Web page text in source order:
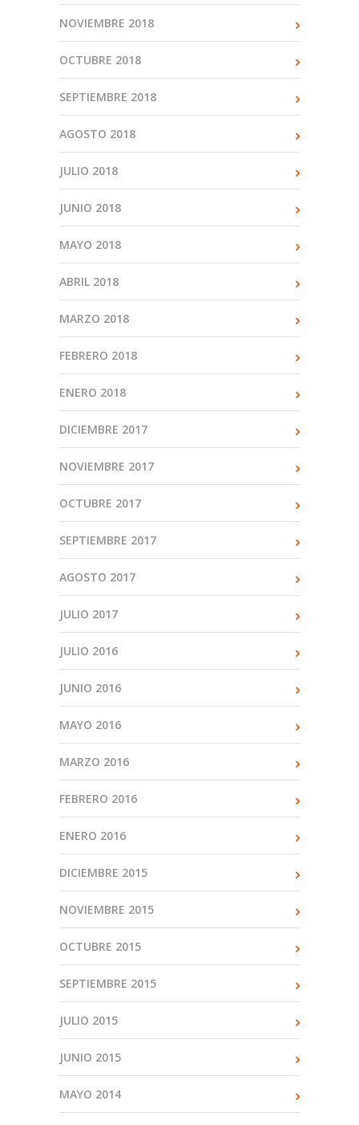
NOVIEMBRE 2018
OCTUBRE 2018
SEPTIEMBRE 2018
AGOSTO 2018
JULIO 2018
JUNIO 2018
MAYO 2018
ABRIL 2018
MARZO 2018
FEBRERO 2018
ENERO 2018
DICIEMBRE 2017
NOVIEMBRE 2017
OCTUBRE 2017
SEPTIEMBRE 2017
AGOSTO 2017
JULIO 2017
JULIO 2016
JUNIO 2016
MAYO 2016
MARZO 2016
FEBRERO 2016
ENERO 2016
DICIEMBRE 2015
NOVIEMBRE 2015
OCTUBRE 2015
SEPTIEMBRE 2015
JULIO 2015
JUNIO 2015
MAYO 2014